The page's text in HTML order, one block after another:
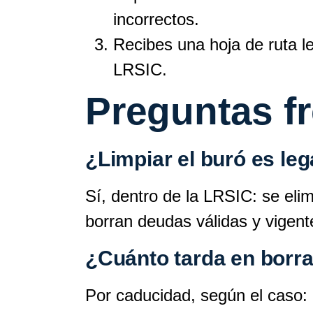
incorrectos.
Recibes una hoja de ruta
LRSIC.
Preguntas
¿Limpiar el buró es
Sí, dentro de la LRSIC: se
borran deudas válidas y
¿Cuánto tarda en
Por caducidad, según el